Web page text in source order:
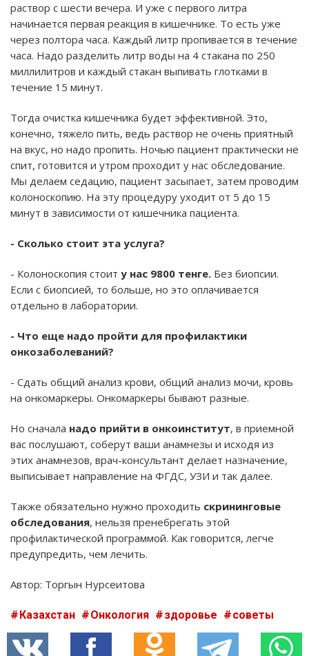
раствор с шести вечера. И уже с первого литра
начинается первая реакция в кишечнике. То есть уже
через полтора часа. Каждый литр пропивается в течение
часа. Надо разделить литр воды на 4 стакана по 250
миллилитров и каждый стакан выпивать глотками в
течение 15 минут.
Тогда очистка кишечника будет эффективной. Это,
конечно, тяжело пить, ведь раствор не очень приятный
на вкус, но надо пропить. Ночью пациент практически не
спит, готовится и утром проходит у нас обследование.
Мы делаем седацию, пациент засыпает, затем проводим
колоноскопию. На эту процедуру уходит от 5 до 15
минут в зависимости от кишечника пациента.
- Сколько стоит эта услуга?
- Колоноскопия стоит у нас 9800 тенге. Без биопсии.
Если с биопсией, то больше, но это оплачивается
отдельно в лаборатории.
- Что еще надо пройти для профилактики
онкозаболеваний?
- Сдать общий анализ крови, общий анализ мочи, кровь
на онкомаркеры. Онкомаркеры бывают разные.
Но сначала надо прийти в онкоинститут, в приемной
вас послушают, соберут ваши анамнезы и исходя из
этих анамнезов, врач-консультант делает назначение,
выписывает направление на ФГДС, УЗИ и так далее.
Также обязательно нужно проходить скрининговые
обследования, нельзя пренебрегать этой
профилактической программой. Как говорится, легче
предупредить, чем лечить.
Автор: Торгын Нурсеитова
Казахстан Онкология здоровье советы